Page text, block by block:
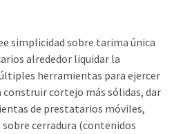
simplicidad sobre tarima única
alrededor liquidar la
herramientas para ejercer
cortejo más sólidas, dar
de prestatarios móviles,
cerradura (contenidos